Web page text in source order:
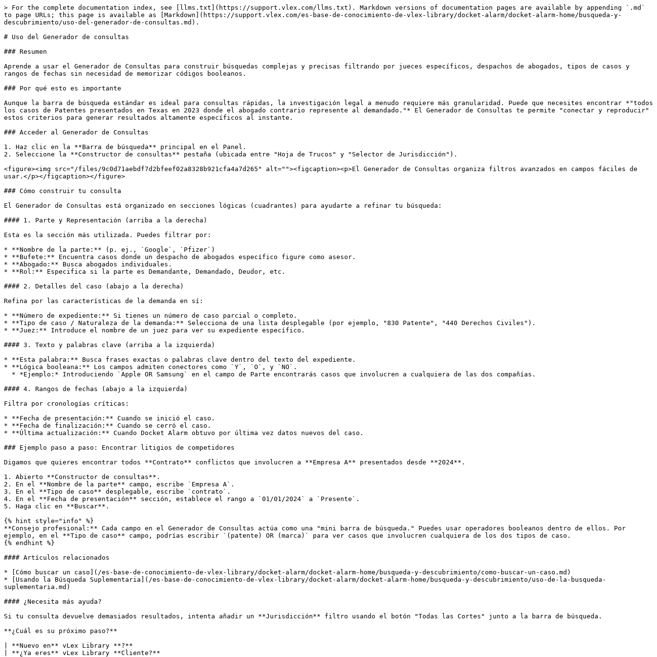
> For the complete documentation index, see [llms.txt](https://support.vlex.com/llms.txt). Markdown versions of documentation pages are available by appending `.md`
to page URLs; this page is available as [Markdown](https://support.vlex.com/es-base-de-conocimiento-de-vlex-library/docket-alarm/docket-alarm-home/busqueda-y-
descubrimiento/uso-del-generador-de-consultas.md).
# Uso del Generador de consultas
### Resumen
Aprende a usar el Generador de Consultas para construir búsquedas complejas y precisas filtrando por jueces específicos, despachos de abogados, tipos de casos y
rangos de fechas sin necesidad de memorizar códigos booleanos.
### Por qué esto es importante
Aunque la barra de búsqueda estándar es ideal para consultas rápidas, la investigación legal a menudo requiere más granularidad. Puede que necesites encontrar *"todos
los casos de Patentes presentados en Texas en 2023 donde el abogado contrario represente al demandado."* El Generador de Consultas te permite "conectar y reproducir"
estos criterios para generar resultados altamente específicos al instante.
### Acceder al Generador de Consultas
1. Haz clic en la **Barra de búsqueda** principal en el Panel.
2. Seleccione la **Constructor de consultas** pestaña (ubicada entre "Hoja de Trucos" y "Selector de Jurisdicción").
<figure><img src="/files/9c0d71aebdf7d2bfeef02a8328b921cfa4a7d265" alt=""><figcaption><p>El Generador de Consultas organiza filtros avanzados en campos fáciles de
usar.</p></figcaption></figure>
### Cómo construir tu consulta
El Generador de Consultas está organizado en secciones lógicas (cuadrantes) para ayudarte a refinar tu búsqueda:
#### 1. Parte y Representación (arriba a la derecha)
Esta es la sección más utilizada. Puedes filtrar por:
* **Nombre de la parte:** (p. ej., `Google`, `Pfizer`)
* **Bufete:** Encuentra casos donde un despacho de abogados específico figure como asesor.
* **Abogado:** Busca abogados individuales.
* **Rol:** Especifica si la parte es Demandante, Demandado, Deudor, etc.
#### 2. Detalles del caso (abajo a la derecha)
Refina por las características de la demanda en sí:
* **Número de expediente:** Si tienes un número de caso parcial o completo.
* **Tipo de caso / Naturaleza de la demanda:** Selecciona de una lista desplegable (por ejemplo, "830 Patente", "440 Derechos Civiles").
* **Juez:** Introduce el nombre de un juez para ver su expediente específico.
#### 3. Texto y palabras clave (arriba a la izquierda)
* **Esta palabra:** Busca frases exactas o palabras clave dentro del texto del expediente.
* **Lógica booleana:** Los campos admiten conectores como `Y`, `O`, y `NO`.
#### 4. Rangos de fechas (abajo a la izquierda)
Filtra por cronologías críticas:
* **Fecha de presentación:** Cuando se inició el caso.
* **Fecha de finalización:** Cuando se cerró el caso.
* **Última actualización:** Cuando Docket Alarm obtuvo por última vez datos nuevos del caso.
### Ejemplo paso a paso: Encontrar litigios de competidores
Digamos que quieres encontrar todos **Contrato** conflictos que involucren a **Empresa A** presentados desde **2024**.
1. Abierto **Constructor de consultas**.
2. En el **Nombre de la parte** campo, escribe `Empresa A`.
3. En el **Tipo de caso** desplegable, escribe `contrato`.
4. En el **Fecha de presentación** sección, establece el rango a `01/01/2024` a `Presente`.
5. Haga clic en **Buscar**.
{% hint style="info" %}
**Consejo profesional:** Cada campo en el Generador de Consultas actúa como una "mini barra de búsqueda." Puedes usar operadores booleanos dentro de ellos. Por
ejemplo, en el **Tipo de caso** campo, podrías escribir `(patente) OR (marca)` para ver casos que involucren cualquiera de los dos tipos de caso.
{% endhint %}
#### Artículos relacionados
* [Cómo buscar un caso](/es-base-de-conocimiento-de-vlex-library/docket-alarm/docket-alarm-home/busqueda-y-descubrimiento/como-buscar-un-caso.md)
* [Usando la Búsqueda Suplementaria](/es-base-de-conocimiento-de-vlex-library/docket-alarm/docket-alarm-home/busqueda-y-descubrimiento/uso-de-la-busqueda-
suplementaria.md)
#### ¿Necesita más ayuda?
Si tu consulta devuelve demasiados resultados, intenta añadir un **Jurisdicción** filtro usando el botón "Todas las Cortes" junto a la barra de búsqueda.
**¿Cuál es su próximo paso?**
| **Nuevo en** vLex Library **?**
| **¿Ya eres** vLex Library **Cliente?**